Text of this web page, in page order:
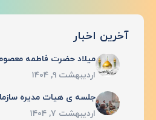
آخرین اخبار
میلاد حضرت فاطمه
اردیبهشت ۹, ۱۴۰۴
جلسه ی هیات مدیره
اردیبهشت ۷, ۱۴۰۴